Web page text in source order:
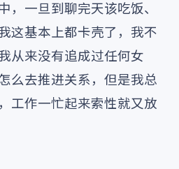
，一旦到聊完天该吃饭、
这基本上都卡壳了，我不
从来没有追成过任何女
么去推进关系，但是我总
工作一忙起来索性就又放